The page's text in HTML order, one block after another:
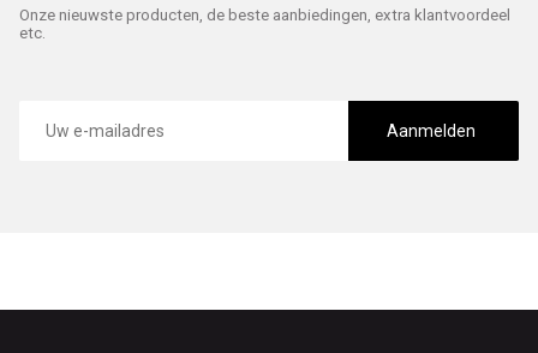
Onze nieuwste producten, de beste aanbiedingen, extra klantvoordeel
etc.
mailadres
Aanmelden